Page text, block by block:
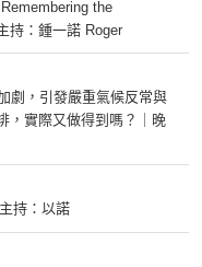
the
持：鍾一諾 Roger
劇，引發嚴重氣候反常與
，實際又做得到嗎？｜晚
持：以諾